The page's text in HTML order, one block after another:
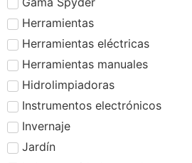
Herramientas
Herramientas eléctricas
Herramientas manuales
Hidrolimpiadoras
Instrumentos electrónicos
Invernaje
Jardín